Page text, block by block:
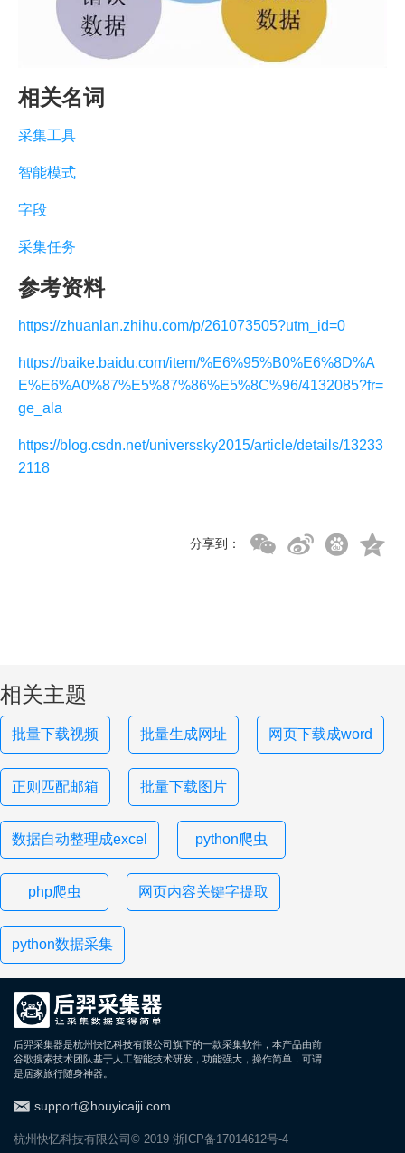
相关名词
采集工具
智能模式
字段
采集任务
参考资料
https://zhuanlan.zhihu.com/p/261073505?utm_id=0
https://baike.baidu.com/item/%E6%95%B0%E6%8D%A
E%E6%A0%87%E5%87%86%E5%8C%96/4132085?fr=
ge_ala
https://blog.csdn.net/universsky2015/article/details/13233
2118
分享到：
相关主题
批量下载视频 批量生成网址 网页下载成word
正则匹配邮箱 批量下载图片
数据自动整理成excel python爬虫
php爬虫 网页内容关键字提取
python数据采集
后羿采集器是杭州快忆科技有限公司旗下的一款采集软件，本产品由前
谷歌搜索技术团队基于人工智能技术研发，功能强大，操作简单，可谓
是居家旅行随身神器。
support@houyicaiji.com
杭州快忆科技有限公司© 2019 浙ICP备17014612号-4